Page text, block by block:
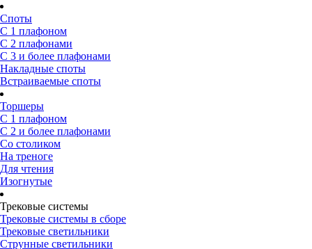
Споты
С 1 плафоном
С 2 плафонами
С 3 и более плафонами
Накладные споты
Встраиваемые споты
Торшеры
С 1 плафоном
С 2 и более плафонами
Со столиком
На треноге
Для чтения
Изогнутые
Трековые системы
Трековые системы в сборе
Трековые светильники
Струнные светильники